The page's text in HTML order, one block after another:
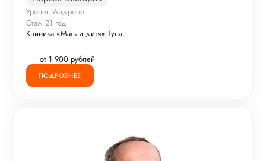
Уролог, Андролог
Стаж 21 год
Клиника «Мать и дитя» Тула
от 1 900 рублей
ПОДРОБНЕЕ